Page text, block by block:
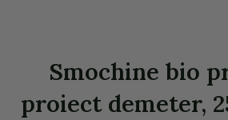
Smochine bio
proiect demeter,